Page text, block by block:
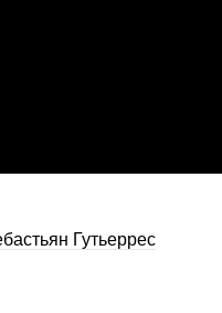
Гутьеррес